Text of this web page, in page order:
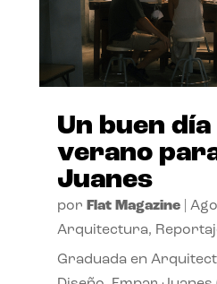
Un buen día
verano
Juanes
por Flat Magazine|
Arquitectura,
Graduada en